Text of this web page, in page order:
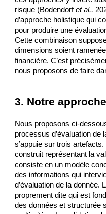
risque (Bodendorf et al.,
d’approche holistique qui
pour produire une
Cette combinaison
dimensions soient
financière. C’est
nous proposons de faire
3. Notre approche
Nous proposons ci-
processus d’évaluation de
s’appuie sur trois
construit représentant la
consiste en un modèle
des informations qui
d’évaluation de la donnée.
proprement dite qui est
des données et structurée